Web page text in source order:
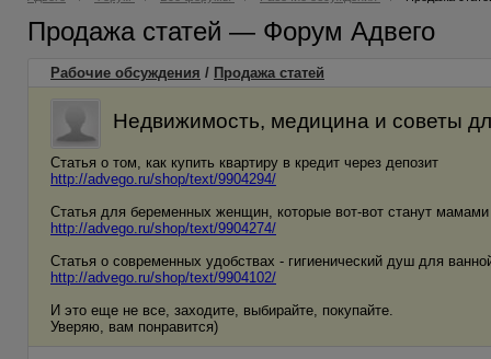
Продажа статей — Форум Адвего
Рабочие обсуждения / Продажа статей
Недвижимость, медицина и советы
Статья о том, как купить квартиру в кредит через депозит
http://advego.ru/shop/text/9904294/
Статья для беременных женщин, которые вот-вот станут мамами
http://advego.ru/shop/text/9904274/
Статья о современных удобствах - гигиенический душ для
http://advego.ru/shop/text/9904102/
И это еще не все, заходите, выбирайте, покупайте.
Уверяю, вам понравится)